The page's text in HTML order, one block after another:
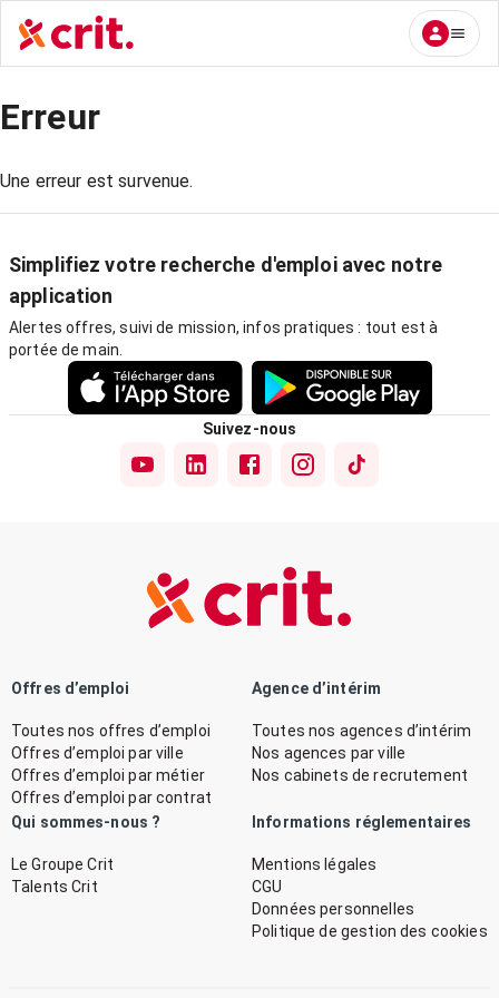
Erreur
Une erreur est survenue.
Simplifiez votre recherche d'emploi avec notre
application
Alertes offres, suivi de mission, infos pratiques : tout est à
portée de main.
Suivez-nous
Offres d’emploi
Toutes nos offres d’emploi
Offres d’emploi par ville
Offres d’emploi par métier
Offres d’emploi par contrat
Agence d’intérim
Toutes nos agences d’intérim
Nos agences par ville
Nos cabinets de recrutement
Qui sommes-nous ?
Le Groupe Crit
Talents Crit
Informations réglementaires
Mentions légales
CGU
Données personnelles
Politique de gestion des cookies